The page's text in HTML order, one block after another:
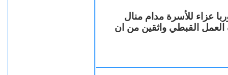
عزاء للأسرة مدام منال
العمل القبطي واثقين من ان